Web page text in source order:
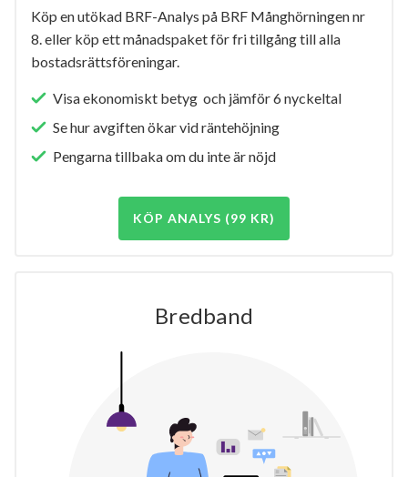
Köp en utökad BRF-Analys på BRF Månghörningen nr
8. eller köp ett månadspaket för fri tillgång till alla
bostadsrättsföreningar.
Visa ekonomiskt betyg och jämför 6 nyckeltal
Se hur avgiften ökar vid räntehöjning
Pengarna tillbaka om du inte är nöjd
KÖP ANALYS (99 KR)
Bredband